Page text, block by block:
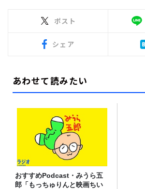
ポスト
シェア
あわせて読みたい
おすすめPodcast・みうら五
郎「もっちゅりんと映画ちい